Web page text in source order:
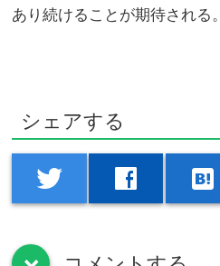
あり続けることが期待される。
シェアする
twitter facebook hatenabookmark